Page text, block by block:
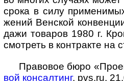
срока в силу
же­ний Вен­ской
дажи това­ров 1980 г.
смот­реть в конт­ра­кте на
Правовое бюро
вой кон­сал­тинг, pvs.ru,